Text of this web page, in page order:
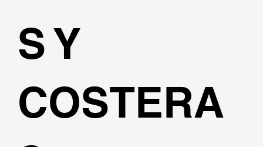
S Y
COSTERA